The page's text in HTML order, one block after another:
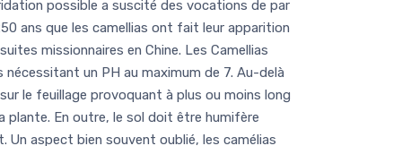
possible a suscité des vocations de par
ans que les camellias ont fait leur apparition
missionnaires en Chine. Les Camellias
un PH au maximum de 7. Au-delà
le feuillage provoquant à plus ou moins long
plante. En outre, le sol doit être humifère
Un aspect bien souvent oublié, les camélias